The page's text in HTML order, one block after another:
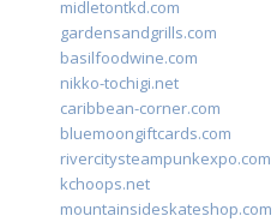
midletontkd.com
gardensandgrills.com
basilfoodwine.com
nikko-tochigi.net
caribbean-corner.com
bluemoongiftcards.com
rivercitysteampunkexpo.com
kchoops.net
mountainsideskateshop.com